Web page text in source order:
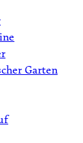
Garten